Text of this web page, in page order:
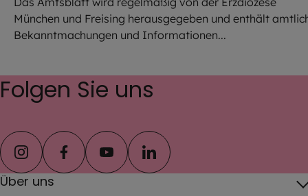
München und Freising herausgegeben und enthält
Bekanntmachungen und Informationen...
Folgen Sie uns
instagramfacebookyoutubelinkedin
Über uns